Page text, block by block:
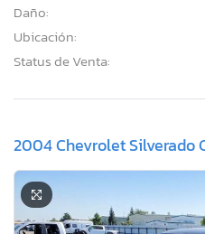
Daño:
Ubicación:
Status de Venta:
2004 Chevrolet Silverado